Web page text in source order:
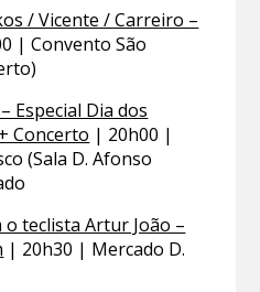
/ Vicente / Carreiro –
| Convento São
Especial Dia dos
Concerto | 20h00 |
(Sala D. Afonso
o teclista Artur João –
| 20h30 | Mercado D.